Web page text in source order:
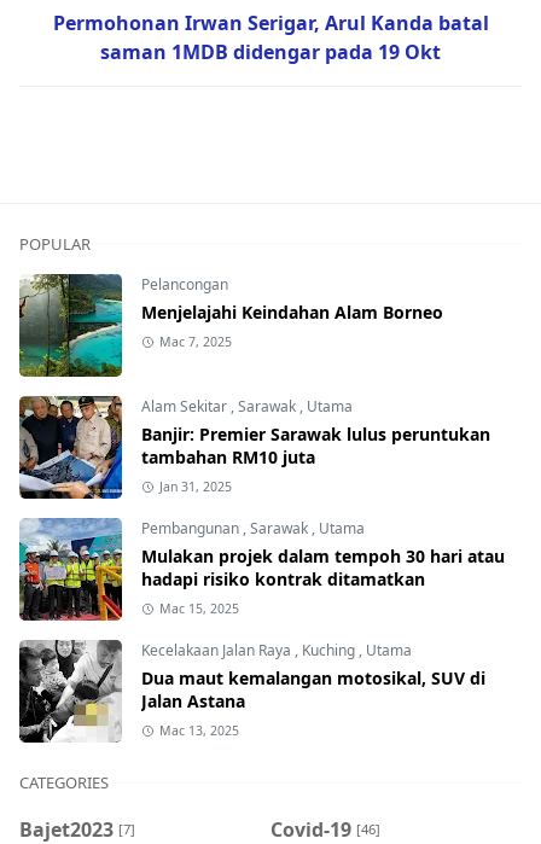
Permohonan Irwan Serigar, Arul Kanda batal
saman 1MDB didengar pada 19 Okt
POPULAR
Pelancongan
Menjelajahi Keindahan Alam Borneo
Mac 7, 2025
Alam Sekitar ,Sarawak , Utama
Banjir: Premier Sarawak lulus peruntukan
tambahan RM10 juta
Jan 31, 2025
Pembangunan ,Sarawak , Utama
Mulakan projek dalam tempoh 30 hari atau
hadapi risiko kontrak ditamatkan
Mac 15, 2025
Kecelakaan Jalan Raya , Kuching , Utama
Dua maut kemalangan motosikal, SUV di
Jalan Astana
Mac 13, 2025
CATEGORIES
Bajet2023 [7] Covid-19 [46]